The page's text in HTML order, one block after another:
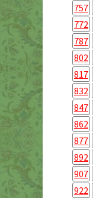
757
772
787
802
817
832
847
862
877
892
907
922